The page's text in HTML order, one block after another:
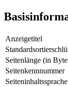
Anzeigetitel
Seitenlänge (in
Seitenkennnummer
Seiteninhaltssprache